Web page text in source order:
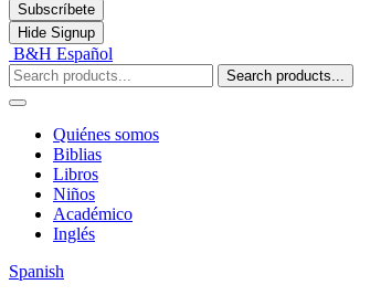
Subscríbete
Hide Signup
B&H Español
Search products...
Quiénes somos
Biblias
Libros
Niños
Académico
Inglés
Spanish